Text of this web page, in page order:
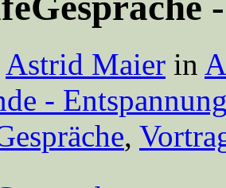
Astrid Maier in
-
,